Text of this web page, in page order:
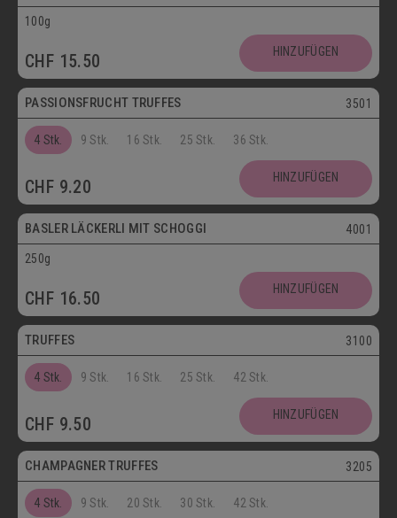
100g
CHF 15.50 HINZUFÜGEN
Postversand
PASSIONSFRUCHT TRUFFES 3501
4 Stk. 9 Stk. 16 Stk. 25 Stk. 36 Stk.
CHF 9.20 HINZUFÜGEN
Vegetarisch
BASLER LÄCKERLI MIT SCHOGGI 4001
250g
CHF 16.50 HINZUFÜGEN
Vegetarisch
TRUFFES 3100
4 Stk. 9 Stk. 16 Stk. 25 Stk. 42 Stk.
CHF 9.50 HINZUFÜGEN
Postversand
CHAMPAGNER TRUFFES 3205
4 Stk. 9 Stk. 20 Stk. 30 Stk. 42 Stk.